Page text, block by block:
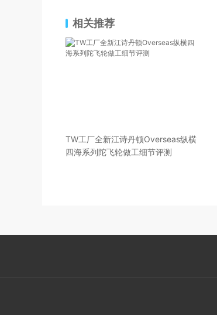
相关推荐
TW工厂全新江诗丹顿Overseas纵横
四海系列陀飞轮做工细节评测